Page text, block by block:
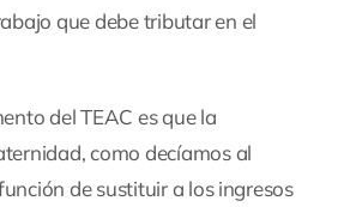
que debe tributar en el
del TEAC es que la
como decíamos al
de sustituir a los ingresos